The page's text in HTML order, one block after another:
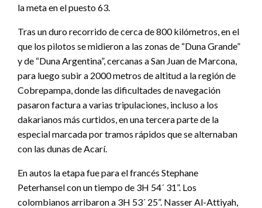
la meta en el puesto 63.
Tras un duro recorrido de cerca de 800 kilómetros, en el
que los pilotos se midieron a las zonas de “Duna Grande”
y de “Duna Argentina”, cercanas a San Juan de Marcona,
para luego subir a 2000 metros de altitud a la región de
Cobrepampa, donde las dificultades de navegación
pasaron factura a varias tripulaciones, incluso a los
dakarianos más curtidos, en una tercera parte de la
especial marcada por tramos rápidos que se alternaban
con las dunas de Acarí.
En autos la etapa fue para el francés Stephane
Peterhansel con un tiempo de 3H 54´ 31”. Los
colombianos arribaron a 3H 53´ 25”. Nasser Al-Attiyah,